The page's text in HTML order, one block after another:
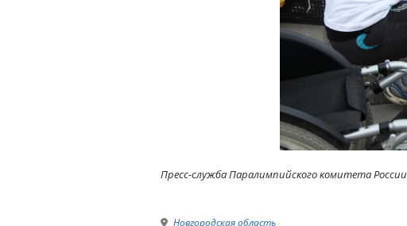
Пресс-служба Паралимпийского комитета России
Новгородская область